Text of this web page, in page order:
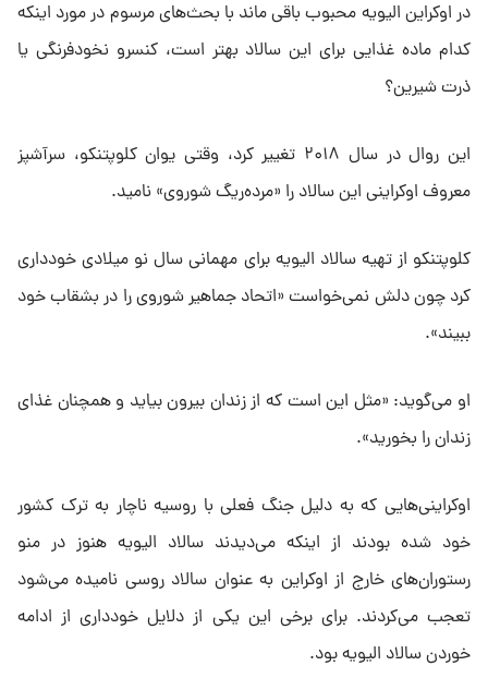
در اوکراین الیویه محبوب باقی ماند با بحث‌های مرسوم در مورد اینکه
کدام ماده غذایی برای این سالاد بهتر است، کنسرو نخود‌فرنگی یا
ذرت شیرین؟
این روال در سال ۲۰۱۸ تغییر کرد، وقتی یوان کلوپتنکو، سرآشپز
معروف اوکراینی این سالاد را «مرده‌ریگ شوروی» نامید.
کلوپتنکو از تهیه سالاد الیویه برای مهمانی سال نو میلادی خودداری
کرد چون دلش نمی‌خواست «اتحاد جماهیر شوروی را در بشقاب خود
ببیند».
او می‌گوید: «مثل این است که از زندان بیرون بیاید و همچنان غذای
زندان را بخورید».
اوکراینی‌هایی که به دلیل جنگ فعلی با روسیه ناچار به ترک کشور
خود شده‌ بودند از اینکه می‌دیدند سالاد الیویه هنوز در منو
رستوران‌های خارج از اوکراین به عنوان سالاد روسی نامیده می‌شود
تعجب می‌کردند. برای برخی این یکی از دلایل خودداری از ادامه
خوردن سالاد الیویه بود.